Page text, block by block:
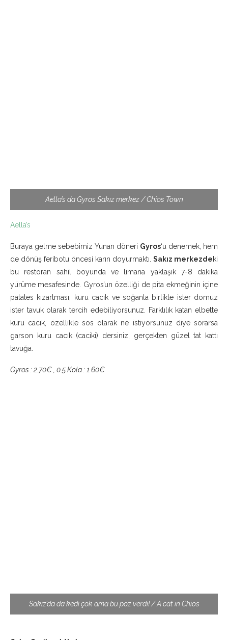
Aella’s da Gyros Sakız merkez / Chios Town
Aella’s
Buraya gelme sebebimiz Yunan döneri Gyros‘u denemek, hem
de dönüş feribotu öncesi karın doyurmaktı. Sakız merkezdeki
bu restoran sahil boyunda ve limana yaklaşık 7-8 dakika
yürüme mesafesinde. Gyros’un özelliği de pita ekmeğinin içine
patates kızartması, kuru cacık ve soğanla birlikte ister domuz
ister tavuk olarak tercih edebiliyorsunuz. Farklılık katan elbette
kuru cacık, özellikle sos olarak ne istiyorsunuz diye sorarsa
garson kuru cacık (caciki) dersiniz, gerçekten güzel tat kattı
tavuğa.
Gyros : 2.70€ , 0.5 Kola : 1.60€
Sakız’da da kedi çok ama bu poz verdi! / A cat in Chios